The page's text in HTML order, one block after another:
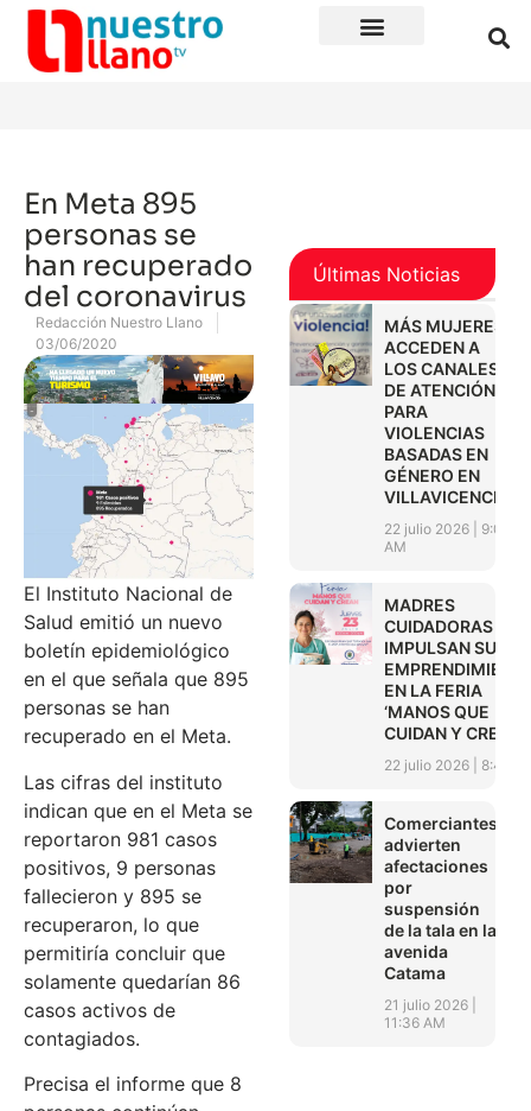
En Meta 895
personas se
han recuperado
del coronavirus
Redacción Nuestro Llano
03/06/2020
El Instituto Nacional de
Salud emitió un nuevo
boletín epidemiológico
en el que señala que 895
personas se han
recuperado en el Meta.
Las cifras del instituto
indican que en el Meta se
reportaron 981 casos
positivos, 9 personas
fallecieron y 895 se
recuperaron, lo que
permitiría concluir que
solamente quedarían 86
casos activos de
contagiados.
Precisa el informe que 8
Últimas Noticias
MÁS MUJERES
ACCEDEN A
LOS CANALES
DE ATENCIÓN
PARA
VIOLENCIAS
BASADAS EN
GÉNERO EN
VILLAVICENCIO
22 julio 2026
9:01
AM
MADRES
CUIDADORAS
IMPULSAN SUS
EN LA FERIA
‘MANOS QUE
CUIDAN Y CREAN’
22 julio 2026 8:45
Comerciantes
advierten
afectaciones
por
suspensión
de la tala en la
avenida
Catama
21 julio 2026
11:36 AM